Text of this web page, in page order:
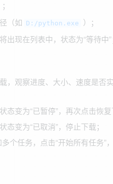
（如 D:/python.exe
）；
出现在列表中，状态为“等待中
，观察进度、大小、速度是否
态变为“已暂停”，再次点击恢
态变为“已取消”，停止下载；
个任务，点击“开始所有任务”